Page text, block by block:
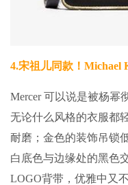
4.宋祖儿同款！Michael
Mercer 可以说是被杨幂
无论什么风格的衣服都
耐磨；金色的装饰吊锁
白底色与边缘处的黑色
LOGO背带，优雅中又